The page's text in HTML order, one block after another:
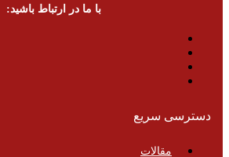
با ما در ارتباط باشید:
دسترسی سریع
مقالات